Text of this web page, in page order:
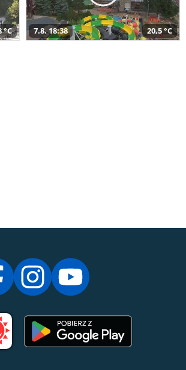
°C 7.8. 18:38 20,5 °C